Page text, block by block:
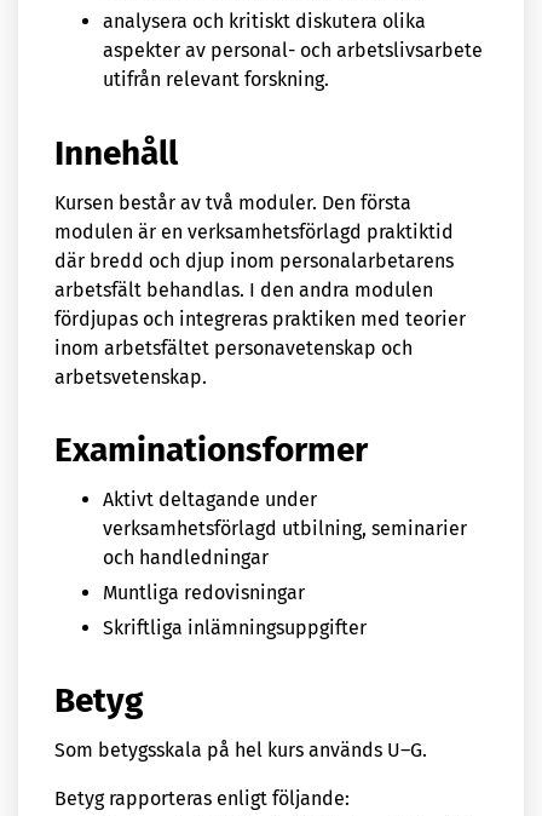
analysera och kritiskt diskutera olika
aspekter av personal- och arbetslivsarbete
utifrån relevant forskning.
Innehåll
Kursen består av två moduler. Den första
modulen är en verksamhetsförlagd praktiktid
där bredd och djup inom personalarbetarens
arbetsfält behandlas. I den andra modulen
fördjupas och integreras praktiken med teorier
inom arbetsfältet personavetenskap och
arbetsvetenskap.
Examinationsformer
Aktivt deltagande under
verksamhetsförlagd utbilning, seminarier
och handledningar
Muntliga redovisningar
Skriftliga inlämningsuppgifter
Betyg
Som betygsskala på hel kurs används U–G.
Betyg rapporteras enligt följande: